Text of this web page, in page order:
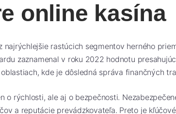
online kasína
najrýchlejšie rastúcich segmentov herného
zaznamenal v roku 2022 hodnotu
kde je dôsledná správa finančných
o rýchlosti, ale aj o bezpečnosti.
a reputácie prevádzkovateľa. Preto je